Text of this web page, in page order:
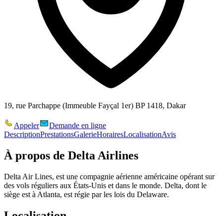
19, rue Parchappe (Immeuble Fayçal 1er) BP 1418, Dakar
Appeler
Demande en ligne
DescriptionPrestationsGalerieHorairesLocalisationAvis
À propos de Delta Airlines
Delta Air Lines, est une compagnie aérienne américaine opérant sur
des vols réguliers aux États-Unis et dans le monde. Delta, dont le
siège est à Atlanta, est régie par les lois du Delaware.